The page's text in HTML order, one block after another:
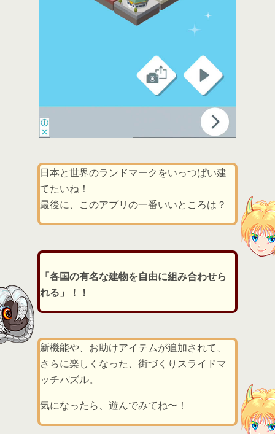
日本と世界のランドマークをいっつぱい建
てたいね！
最後に、このアプリの一番いいところは？
「各国の有名な建物を自由に組み合わせら
れる」！！
新機能や、お助けアイテムが追加されて、
さらに楽しくなった、街づくりスライドマ
ッチパズル。
気になったら、遊んでみてね〜！